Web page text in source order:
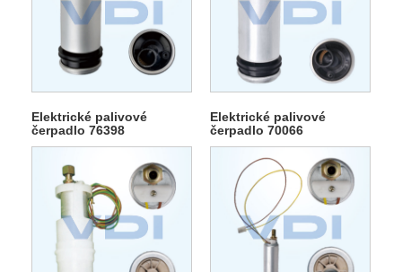
Elektrické palivové
čerpadlo 76398
Elektrické palivové
čerpadlo 70066